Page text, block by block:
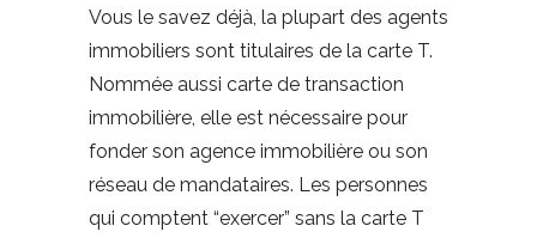
Vous le savez déjà, la plupart des agents
immobiliers sont titulaires de la carte T.
Nommée aussi carte de transaction
immobilière, elle est nécessaire pour
fonder son agence immobilière ou son
réseau de mandataires. Les personnes
qui comptent “exercer” sans la carte T